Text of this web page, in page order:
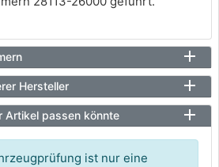
Hersteller
Artikel passen könnte
ist nur eine